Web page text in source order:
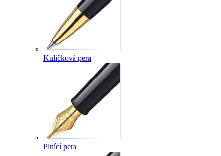
Kuličková pera
Plnící pera